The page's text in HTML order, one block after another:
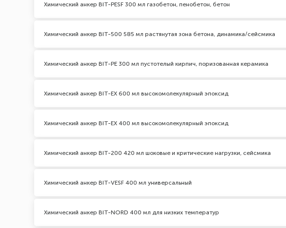
Химический анкер BIT-PESF 300 мл газобетон, пенобетон, бетон
Химический анкер BIT-500 585 мл растянутая зона бетона, динамика/сейсмика
Химический анкер BIT-PE 300 мл пустотелый кирпич, поризованная керамика
Химический анкер BIT-EX 600 мл высокомолекулярный эпоксид
Химический анкер BIT-EX 400 мл высокомолекулярный эпоксид
Химический анкер BIT-200 420 мл шоковые и критические нагрузки, сейсмика
Химический анкер BIT-VESF 400 мл универсальный
Химический анкер BIT-NORD 400 мл для низких температур